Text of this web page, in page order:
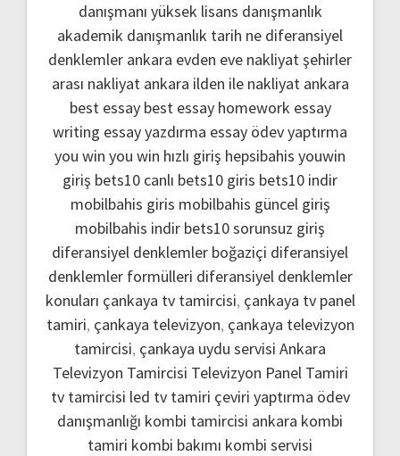
danışmanı yüksek lisans danışmanlık
akademik danışmanlık tarih ne diferansiyel
denklemler ankara evden eve nakliyatşehirler
arası nakliyat ankara ilden ile nakliyat ankara
best essay best essay homework essay
writing essay yazdırma essay ödev yaptırma
you win you win hızlı giriş hepsibahis youwin
giriş bets10 canlı bets10 giris bets10 indir
mobilbahis giris mobilbahis güncel giriş
mobilbahis indir bets10 sorunsuz giriş
diferansiyel denklemler boğaziçi diferansiyel
denklemler formülleri diferansiyel denklemler
konuları çankaya tv tamircisi, çankaya tv panel
tamiri, çankaya televizyon, çankaya televizyon
tamircisi, çankaya uydu servisi Ankara
Televizyon Tamircisi Televizyon Panel Tamiri
tv tamircisi led tv tamiri çeviri yaptırma ödev
danışmanlığı kombi tamircisi ankara kombi
tamiri kombi bakımı kombi servisi